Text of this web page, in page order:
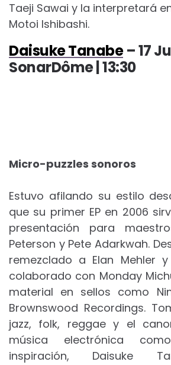
Taeji Sawai y la interpretará
Motoi Ishibashi.
Daisuke Tanabe– 17
SonarDôme | 13:30
Micro-puzzles sonoros
Estuvo afilando su estilo
que su primer EP en 2006
presentación para
Peterson y Pete Adarkwah.
remezclado a Elan Mehler
colaborado con Monday
material en sellos como
Brownswood Recordings.
jazz, folk, reggae y el
música electrónica
inspiración, Daisuke